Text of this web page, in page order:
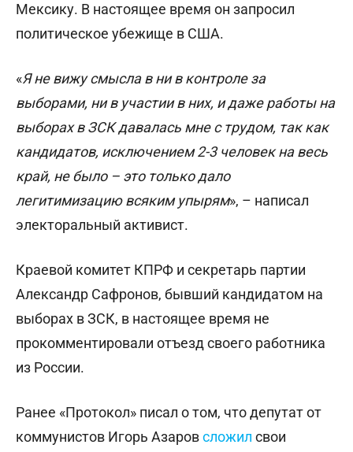
Мексику. В настоящее время он запросил
политическое убежище в США.
«Я не вижу смысла в ни в контроле за
выборами, ни в участии в них, и даже работы на
выборах в ЗСК давалась мне с трудом, так как
кандидатов, исключением 2-3 человек на весь
край, не было – это только дало
легитимизацию всяким упырям», – написал
электоральный активист.
Краевой комитет КПРФ и секретарь партии
Александр Сафронов, бывший кандидатом на
выборах в ЗСК, в настоящее время не
прокомментировали отъезд своего работника
из России.
Ранее «Протокол» писал о том, что депутат от
коммунистов Игорь Азаровсложил свои